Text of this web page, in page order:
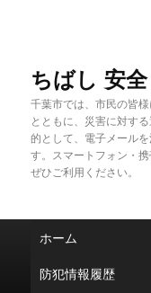
ちばし 安
千葉市では、市民の皆
とともに、災害に対す
的として、電子メール
す。スマートフォン・
ぜひご利用ください。
ホーム
防犯情報履歴